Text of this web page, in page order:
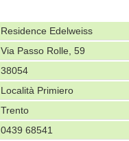
Residence Edelweiss
Via Passo Rolle, 59
38054
Località Primiero
Trento
0439 68541